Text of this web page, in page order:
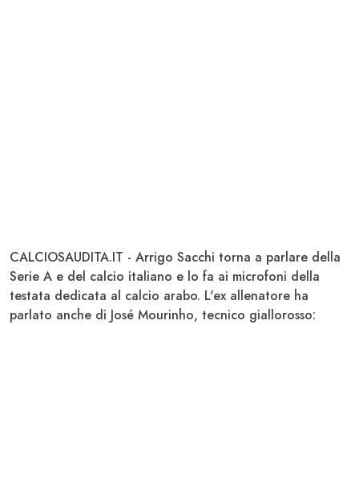
CALCIOSAUDITA.IT - Arrigo Sacchi torna a parlare della
Serie A e del calcio italiano e lo fa ai microfoni della
testata dedicata al calcio arabo. L'ex allenatore ha
parlato anche di José Mourinho, tecnico giallorosso: